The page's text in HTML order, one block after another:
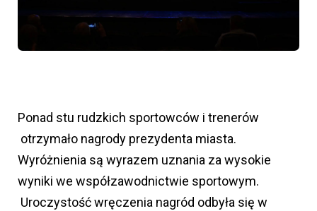
Ponad stu rudzkich sportowców i trenerów
otrzymało nagrody prezydenta miasta.
Wyróżnienia są wyrazem uznania za wysokie
wyniki we współzawodnictwie sportowym.
Uroczystość wręczenia nagród odbyła się w